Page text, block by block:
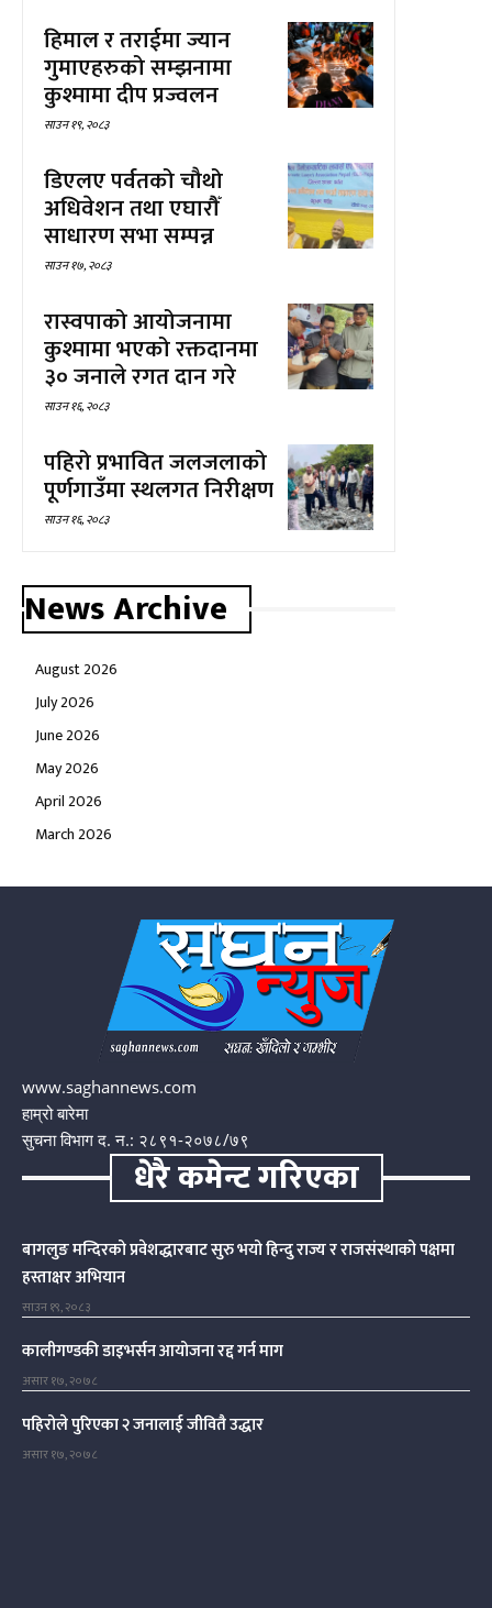
हिमाल र तराईमा ज्यान
गुमाएहरुको सम्झनामा
कुश्मामा दीप प्रज्वलन
साउन १९, २०८३
डिएलए पर्वतको चौथो
अधिवेशन तथा एघारौँ
साधारण सभा सम्पन्न
साउन १७, २०८३
रास्वपाको आयोजनामा
कुश्मामा भएको रक्तदानमा
३० जनाले रगत दान गरे
साउन १६, २०८३
पहिरो प्रभावित जलजलाको
पूर्णगाउँमा स्थलगत निरीक्षण
साउन १६, २०८३
News Archive
August 2026
July 2026
June 2026
May 2026
April 2026
March 2026
www.saghannews.com
हाम्रो बारेमा
सुचना विभाग द. न.: २८९१-२०७८/७९
धेरै कमेन्ट गरिएका
बागलुङ मन्दिरको प्रवेशद्धारबाट सुरु भयो हिन्दु राज्य र राजसंस्थाको पक्षमा
हस्ताक्षर अभियान
साउन १९, २०८३
कालीगण्डकी डाइभर्सन आयोजना रद्द गर्न माग
असार १७, २०७८
पहिरोले पुरिएका २ जनालाई जीवितै उद्धार
असार १७, २०७८